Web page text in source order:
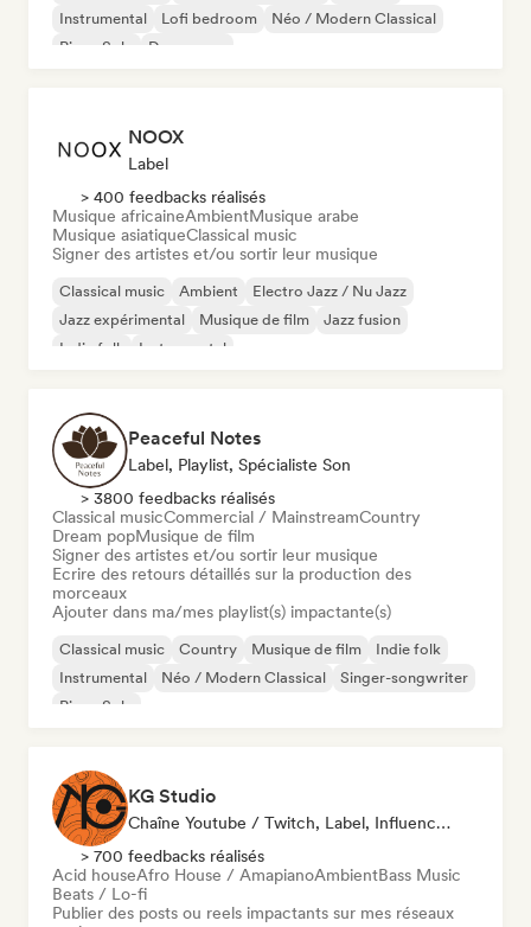
Instrumental
Lofi bedroom
Néo / Modern Classical
Piano Solo
Dream pop
NOOX
Label
> 400 feedbacks réalisés
Musique africaineAmbientMusique arabe
Musique asiatiqueClassical music
Signer des artistes et/ou sortir leur musique
Classical music Ambient
Electro Jazz / Nu Jazz
Jazz expérimental
Musique de film
Jazz fusion
Indie folk
Instrumental
Peaceful Notes
Label, Playlist, Spécialiste Son
> 3800 feedbacks réalisés
Classical musicCommercial / MainstreamCountry
Dream popMusique de film
Signer des artistes et/ou sortir leur musique
Ecrire des retours détaillés sur la production des
morceaux
Ajouter dans ma/mes playlist(s) impactante(s)
Classical music Country Musique de film
Indie folk
Instrumental
Néo / Modern Classical
Singer-songwriter
Piano Solo
KG Studio
Chaîne Youtube / Twitch, Label, Influenceur·euse Sur Les Réseaux Sociaux
> 700 feedbacks réalisés
Acid houseAfro House / AmapianoAmbientBass Music
Beats / Lo-fi
Publier des posts ou reels impactants sur mes réseaux